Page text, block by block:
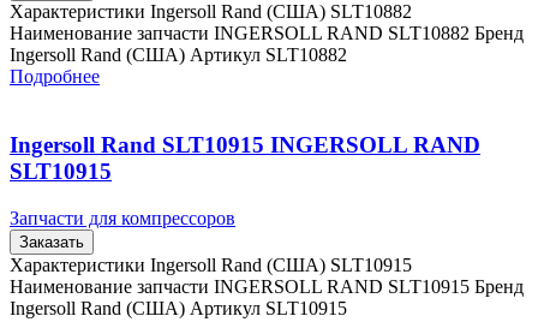
Характеристики Ingersoll Rand (США) SLT10882
Наименование запчасти INGERSOLL RAND SLT10882 Бренд
Ingersoll Rand (США) Артикул SLT10882
Подробнее
Ingersoll Rand SLT10915 INGERSOLL RAND
SLT10915
Запчасти для компрессоров
Заказать
Характеристики Ingersoll Rand (США) SLT10915
Наименование запчасти INGERSOLL RAND SLT10915 Бренд
Ingersoll Rand (США) Артикул SLT10915